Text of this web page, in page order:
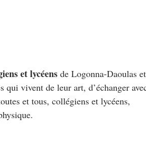
et lycéens de Logonna-Daoulas
vivent de leur art, d’échanger
et tous, collégiens et lycéens,